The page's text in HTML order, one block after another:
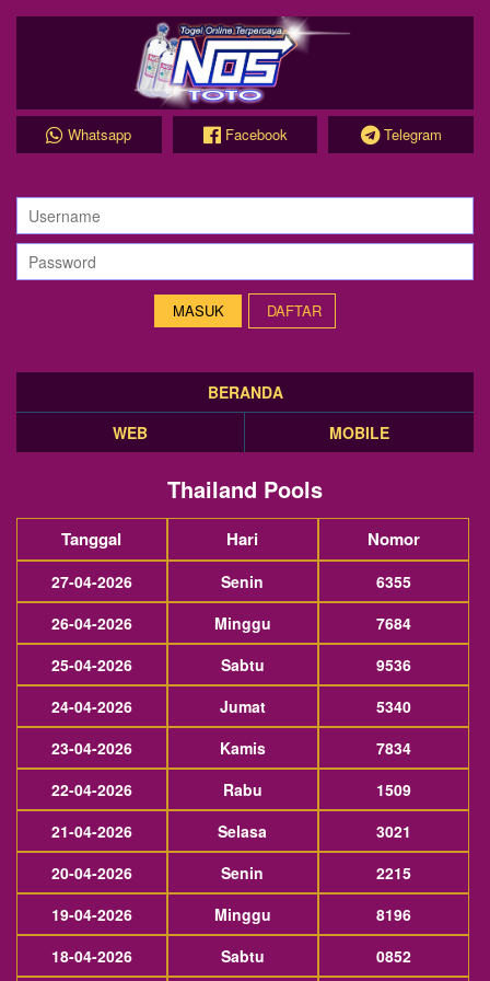
Whatsapp Facebook Telegram
DAFTAR
BERANDA
WEB
MOBILE
Thailand Pools
Tanggal Hari Nomor
27-04-2026 Senin
6355
26-04-2026
Minggu
7684
25-04-2026
Sabtu
9536
24-04-2026
Jumat
5340
23-04-2026
Kamis
7834
22-04-2026
Rabu
1509
21-04-2026
Selasa
3021
20-04-2026
Senin
2215
19-04-2026
Minggu
8196
18-04-2026
Sabtu 0852